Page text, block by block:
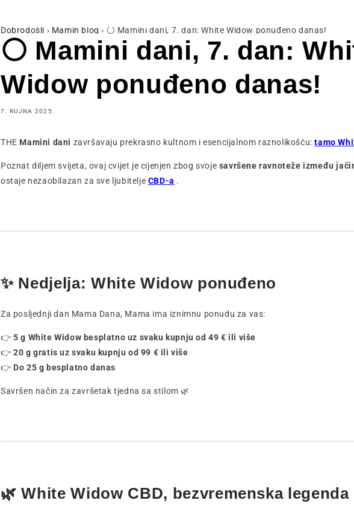
Dobrodošli › Mamin blog › ⚪ Mamini dani, 7. dan: White Widow ponuđeno danas!
⚪ Mamini dani, 7. dan:
Widow ponuđeno danas!
7. RUJNA 2025.
THE Mamini dani završavaju prekrasno kultnom i esencijalnom raznolikošću:tamo
Poznat diljem svijeta, ovaj cvijet je cijenjen zbog svoje savršene ravnoteže između
ostaje nezaobilazan za sve ljubitelje CBD-a .
✨ Nedjelja: White Widow ponuđeno
Za posljednji dan Mama Dana, Mama ima iznimnu ponudu za vas:
👉5 g White Widow besplatno uz svaku kupnju od 49 € ili više
👉20 g gratis uz svaku kupnju od 99 € ili više
👉 Do 25 g besplatno danas
Savršen način za završetak tjedna sa stilom 🌿
🌿 White Widow CBD, bezvremenska legenda